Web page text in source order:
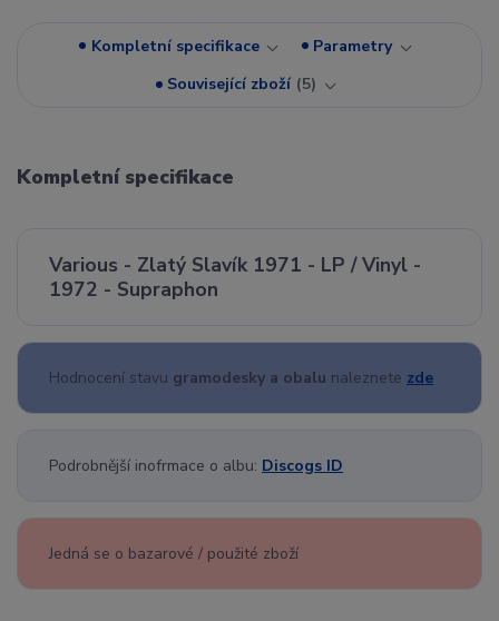
Kompletní specifikace
Parametry
Související zboží 5
Kompletní specifikace
Various - Zlatý Slavík 1971 - LP / Vinyl -
1972 - Supraphon
Hodnocení stavu gramodesky a obalu naleznete zde
Podrobnější inofrmace o albu: Discogs ID
Jedná se o bazarové / použité zboží